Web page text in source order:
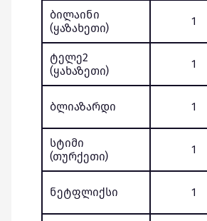
ბილაინი
(ყაზახეთი)
1
ტელე2
(ყახაზეთი)
1
ბლიაზარდი 1
სტიმი
(თურქეთი)
1
ნეტფლიქსი 1